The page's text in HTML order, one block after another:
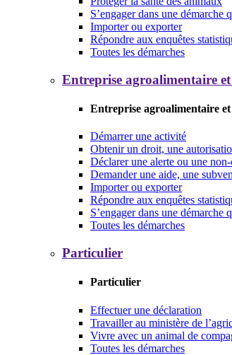
S’engager dans une
Importer ou exporter
Répondre aux enquêtes
Toutes les démarches
Entreprise agroalimentaire
Entreprise agroalimentaire
Démarrer une activité
Obtenir un droit, une
Déclarer une alerte ou une
Demander une aide, une
Importer ou exporter
Répondre aux enquêtes
S’engager dans une
Toutes les démarches
Particulier
Particulier
Effectuer une déclaration
Travailler au ministère de
Vivre avec un animal de
Toutes les démarches